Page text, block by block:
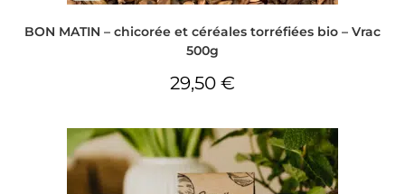
BON MATIN – chicorée et céréales torréfiées bio – Vrac
500g
29,50 €